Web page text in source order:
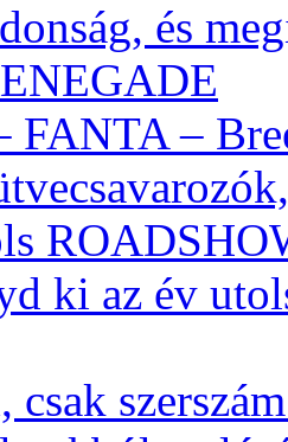
és
FANTA –
ki az év
csak